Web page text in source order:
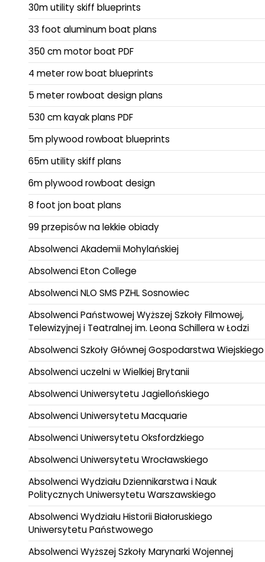
30m utility skiff blueprints
33 foot aluminum boat plans
350 cm motor boat PDF
4 meter row boat blueprints
5 meter rowboat design plans
530 cm kayak plans PDF
5m plywood rowboat blueprints
65m utility skiff plans
6m plywood rowboat design
8 foot jon boat plans
99 przepisów na lekkie obiady
Absolwenci Akademii Mohylańskiej
Absolwenci Eton College
Absolwenci NLO SMS PZHL Sosnowiec
Absolwenci Państwowej Wyższej Szkoły Filmowej,
Telewizyjnej i Teatralnej im. Leona Schillera w Łodzi
Absolwenci Szkoły Głównej Gospodarstwa Wiejskiego
Absolwenci uczelni w Wielkiej Brytanii
Absolwenci Uniwersytetu Jagiellońskiego
Absolwenci Uniwersytetu Macquarie
Absolwenci Uniwersytetu Oksfordzkiego
Absolwenci Uniwersytetu Wrocławskiego
Absolwenci Wydziału Dziennikarstwa i Nauk
Politycznych Uniwersytetu Warszawskiego
Absolwenci Wydziału Historii Białoruskiego
Uniwersytetu Państwowego
Absolwenci Wyższej Szkoły Marynarki Wojennej